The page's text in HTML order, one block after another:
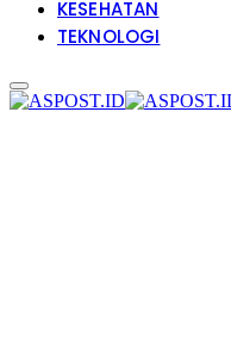
KESEHATAN
TEKNOLOGI